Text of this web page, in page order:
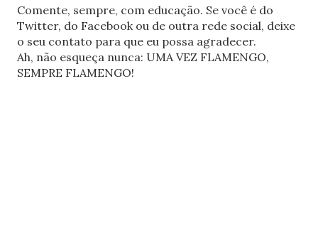
Comente, sempre, com educação. Se você é do
Twitter, do Facebook ou de outra rede social, deixe
o seu contato para que eu possa agradecer.
Ah, não esqueça nunca: UMA VEZ FLAMENGO,
SEMPRE FLAMENGO!